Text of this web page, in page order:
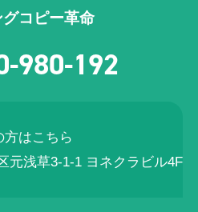
グコピー革命
980-192
方はこちら
元浅草3-1-1 ヨネクラビル4F